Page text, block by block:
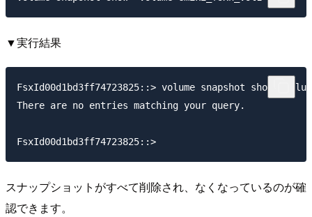
▼実行結果
FsxId00d1bd3ff74723825::> volume snapshot show -
There are no entries matching your query.
スナップショットがすべて削除され、なくなっているのが確
認できます。